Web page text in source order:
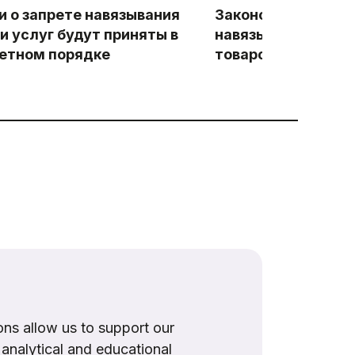
о запрете навязывания
услуг будут приняты в
порядке
Законопроект о
навязывания
товаров и услуг
allow us to support our
and educational